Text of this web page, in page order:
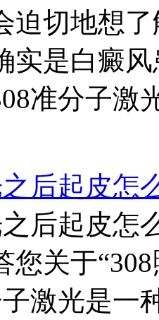
迫切地想
实是白癜
准分子激
后起皮怎
后起皮怎
您关于
激光是一